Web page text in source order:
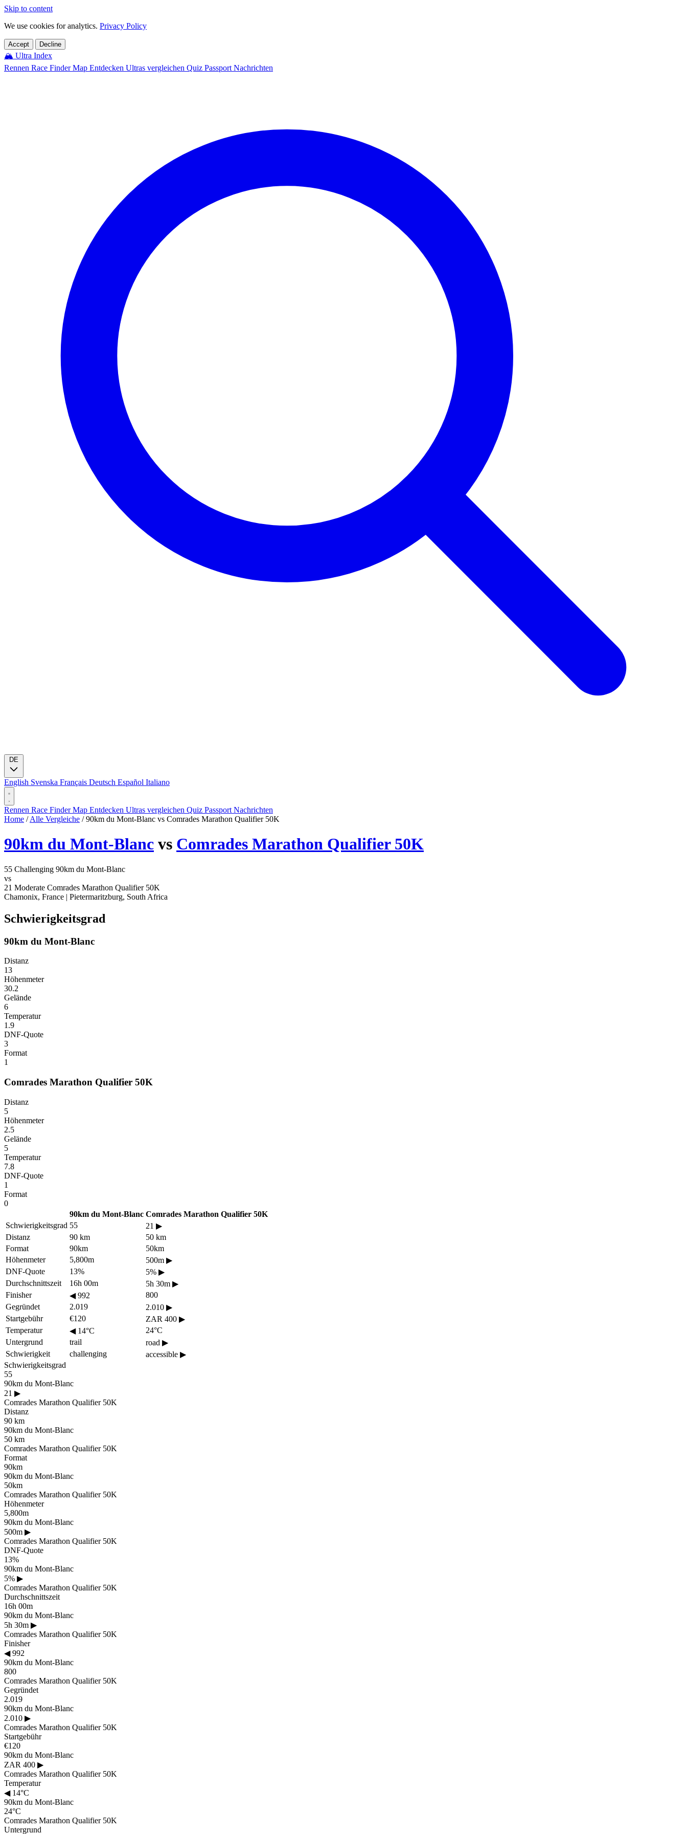
Skip to content
We use cookies for analytics. Privacy Policy
Accept Decline
🏔️ Ultra Index
Rennen Race FinderMap Entdecken Ultras vergleichen Quiz Passport Nachrichten
English Svenska Français Deutsch Español Italiano
Rennen Race FinderMap Entdecken Ultras vergleichen Quiz Passport Nachrichten
Home / Alle Vergleiche / 90km du Mont-Blanc vs Comrades Marathon Qualifier 50K
90km du Mont-Blanc vs Comrades Marathon Qualifier 50K
55 Challenging 90km du Mont-Blanc
vs
21 Moderate Comrades Marathon Qualifier 50K
Chamonix, France | Pietermaritzburg, South Africa
Schwierigkeitsgrad
90km du Mont-Blanc
Distanz
13
Höhenmeter
30.2
Gelände
6
Temperatur
1.9
DNF-Quote
3
Format
1
Comrades Marathon Qualifier 50K
Distanz
5
Höhenmeter
2.5
Gelände
5
Temperatur
7.8
DNF-Quote
1
Format
0
90km du Mont-Blanc Comrades Marathon Qualifier 50K
Schwierigkeitsgrad 55 21 ▶
Distanz
90 km
50 km
Format
90km
50km
Höhenmeter
5,800m 500m ▶
DNF-Quote
13% 5% ▶
Durchschnittszeit
16h 00m 5h 30m ▶
Finisher
◀992
800
Gegründet
2.019 2.010 ▶
Startgebühr
€120 ZAR 400 ▶
Temperatur
◀14°C
24°C
Untergrund
trail road ▶
Schwierigkeit
challenging accessible ▶
Schwierigkeitsgrad
55
90km du Mont-Blanc
21 ▶
Comrades Marathon Qualifier 50K
Distanz
90 km
90km du Mont-Blanc
50 km
Comrades Marathon Qualifier 50K
Format
90km
90km du Mont-Blanc
50km
Comrades Marathon Qualifier 50K
Höhenmeter
5,800m
90km du Mont-Blanc
500m ▶
Comrades Marathon Qualifier 50K
DNF-Quote
13%
90km du Mont-Blanc
5% ▶
Comrades Marathon Qualifier 50K
Durchschnittszeit
16h 00m
90km du Mont-Blanc
5h 30m ▶
Comrades Marathon Qualifier 50K
Finisher
◀992
90km du Mont-Blanc
800
Comrades Marathon Qualifier 50K
Gegründet
2.019
90km du Mont-Blanc
2.010 ▶
Comrades Marathon Qualifier 50K
Startgebühr
€120
90km du Mont-Blanc
ZAR 400 ▶
Comrades Marathon Qualifier 50K
Temperatur
◀14°C
90km du Mont-Blanc
24°C
Comrades Marathon Qualifier 50K
Untergrund